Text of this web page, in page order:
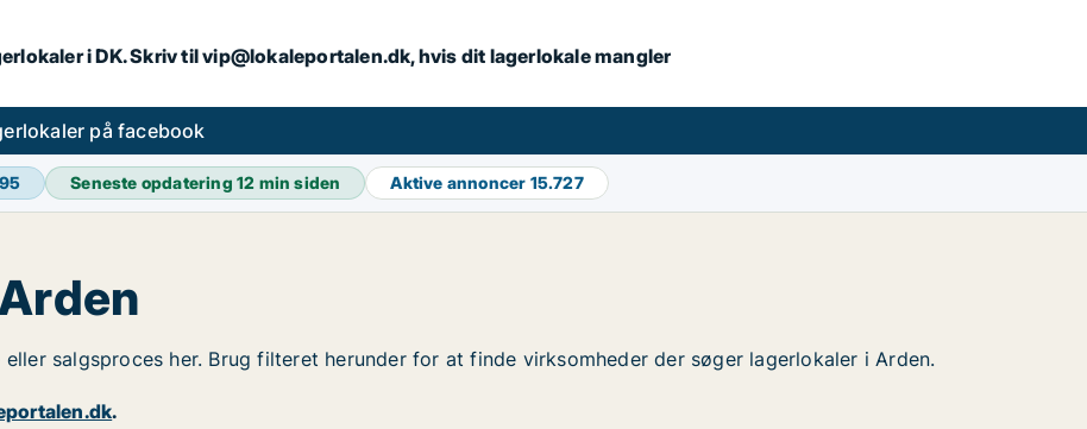
i DK. Skriv til vip@lokaleportalen.dk, hvis dit lagerlokale mangler
på facebook
95 Seneste opdatering12 min siden Aktive annoncer 15.727
salgsproces her. Brug filteret herunder for at finde virksomheder der søger lagerlokaler i Arden.
.